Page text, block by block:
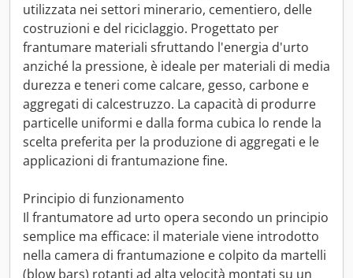
utilizzata nei settori minerario, cementiero, delle
costruzioni e del riciclaggio. Progettato per
frantumare materiali sfruttando l'energia d'urto
anziché la pressione, è ideale per materiali di media
durezza e teneri come calcare, gesso, carbone e
aggregati di calcestruzzo. La capacità di produrre
particelle uniformi e dalla forma cubica lo rende la
scelta preferita per la produzione di aggregati e le
applicazioni di frantumazione fine.
Principio di funzionamento
Il frantumatore ad urto opera secondo un principio
semplice ma efficace: il materiale viene introdotto
nella camera di frantumazione e colpito da martelli
(blow bars) rotanti ad alta velocità montati su un